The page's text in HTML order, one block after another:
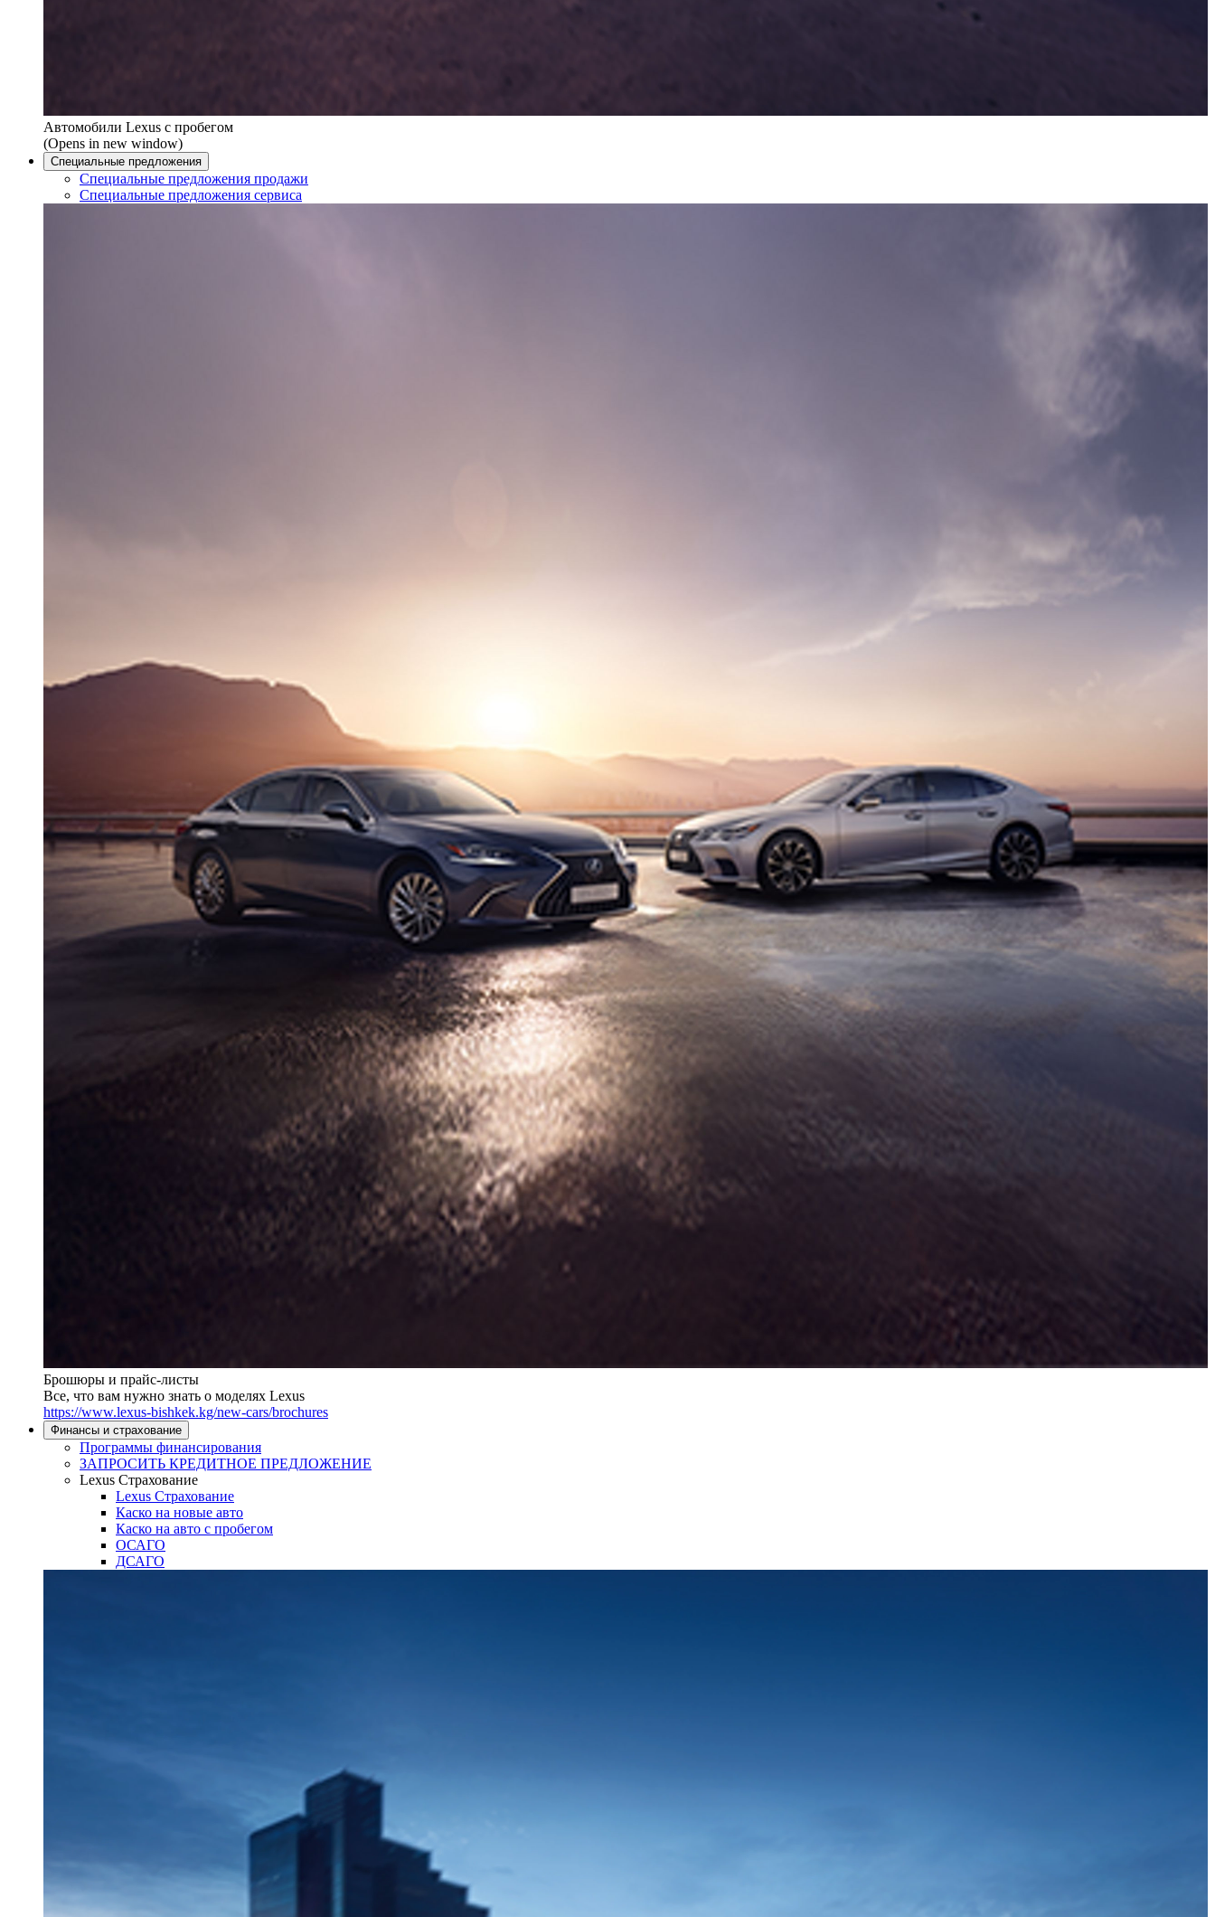
Автомобили Lexus с пробегом
(Opens in new window)
Специальные предложения
Специальные предложения продажи
Специальные предложения сервиса
Брошюры и прайс-листы
Все, что вам нужно знать о моделях Lexus
https://www.lexus-bishkek.kg/new-cars/brochures
Финансы и страхование
Программы финансирования
ЗАПРОСИТЬ КРЕДИТНОЕ ПРЕДЛОЖЕНИЕ
Lexus Страхование
Lexus Страхование
Каско на новые авто
Каско на авто с пробегом
ОСАГО
ДСАГО